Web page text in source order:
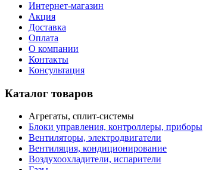
Интернет-магазин
Акция
Доставка
Оплата
О компании
Контакты
Консультация
Каталог товаров
Агрегаты, сплит-системы
Блоки управления, контроллеры, приборы
Вентиляторы, электродвигатели
Вентиляция, кондиционирование
Воздухоохладители, испарители